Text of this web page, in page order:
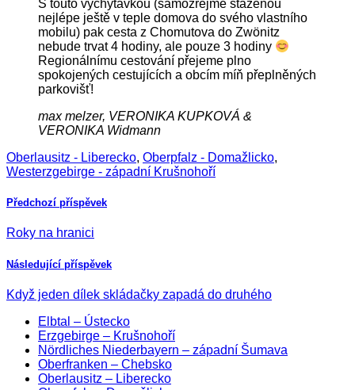
S touto vychytávkou (samozřejmě staženou
nejlépe ještě v teple domova do svého vlastního
mobilu) pak cesta z Chomutova do Zwönitz
nebude trvat 4 hodiny, ale pouze 3 hodiny
Regionálnímu cestování přejeme plno
spokojených cestujících a obcím míň přeplněných
parkovišť!
max melzer, VERONIKA KUPKOVÁ &
VERONIKA Widmann
Oberlausitz - Liberecko, Oberpfalz - Domažlicko,
Westerzgebirge - západní Krušnohoří
Předchozí příspěvek
Roky na hranici
Následující příspěvek
Když jeden dílek skládačky zapadá do druhého
Elbtal – Ústecko
Erzgebirge – Krušnohoří
Nördliches Niederbayern – západní Šumava
Oberfranken – Chebsko
Oberlausitz – Liberecko